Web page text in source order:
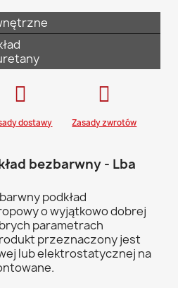
dostawy Zasady zwrotów
bezbarwny - Lba
podkład
o wyjątkowo dobrej
parametrach
przeznaczony jest
lub elektrostatycznej na